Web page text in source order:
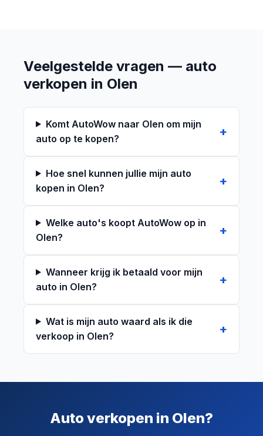
Veelgestelde vragen — auto
verkopen in Olen
Komt AutoWow naar Olen om mijn
auto op te kopen?
Hoe snel kunnen jullie mijn auto
kopen in Olen?
Welke auto's koopt AutoWow op in
Olen?
Wanneer krijg ik betaald voor mijn
auto in Olen?
Wat is mijn auto waard als ik die
verkoop in Olen?
Auto verkopen in Olen?